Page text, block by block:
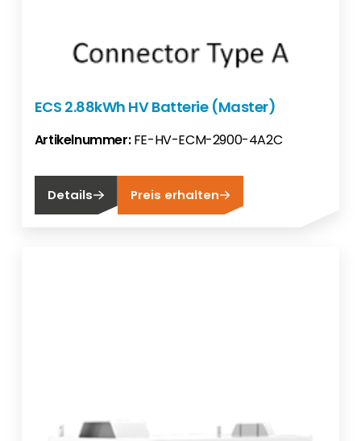
ECS 2.88kWh HV Batterie (Master)
Artikelnummer:FE-HV-ECM-2900-4A2C
Details Preis erhalten